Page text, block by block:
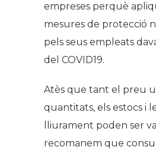
empreses perquè
mesures de protecció
pels seus empleats
del COVID19.
Atès que tant el preu
quantitats, els estocs i
lliurament poden ser
recomanem que